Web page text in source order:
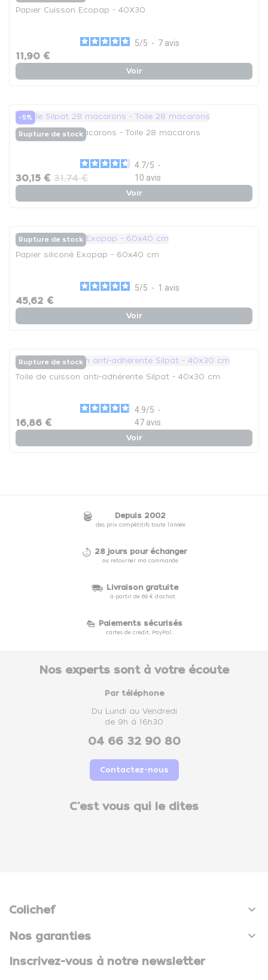
Papier Cuisson Ecopap - 40X30
5/5 - 7 avis
11,90 €
Voir
-5%
Rupture de stock
Toile Silpat 28 macarons - Toile 28 macarons
4.7/5 -
10 avis
30,15 € 31,74 €
Voir
Rupture de stock
Papier siliconé Exopap - 60x40 cm
5/5 - 1 avis
45,62 €
Voir
Rupture de stock
Toile de cuisson anti-adhérente Silpat - 40x30 cm
4.9/5 -
47 avis
16,86 €
Voir
Depuis 2002
des prix compétitifs toute l'année
28 jours pour échanger
ou retourner ma commande
Livraison gratuite
à partir de 69 € d'achat
Paiements sécurisés
cartes de crédit, PayPal...
Nos experts sont à votre écoute
Par téléphone
Du Lundi au Vendredi
de 9h à 16h30
04 66 32 90 80
Contactez-nous
C'est vous qui le dites
Colichef 
Nos garanties 
Inscrivez-vous à notre newsletter